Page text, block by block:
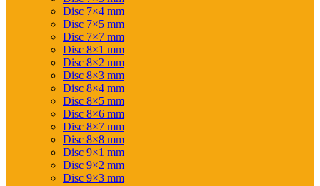
Disc 7×4 mm
Disc 7×5 mm
Disc 7×7 mm
Disc 8×1 mm
Disc 8×2 mm
Disc 8×3 mm
Disc 8×4 mm
Disc 8×5 mm
Disc 8×6 mm
Disc 8×7 mm
Disc 8×8 mm
Disc 9×1 mm
Disc 9×2 mm
Disc 9×3 mm